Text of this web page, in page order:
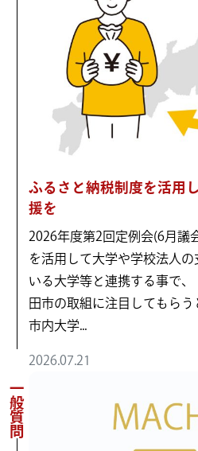
ふるさと納税制度を活用
援を
2026年度第2回定例会(6月
を活用して大学や学校法人
いる大学等と連携する事で
田市の取組に注目してもら
市内大学...
2026.07.21
一般質問